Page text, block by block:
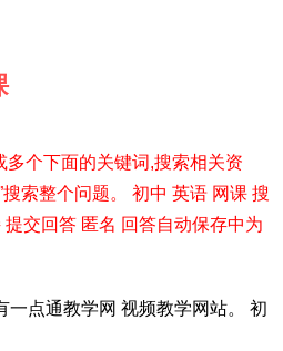
个下面的关键词,搜索相关资
索整个问题。 初中 英语 网课 搜
交回答 匿名 回答自动保存中为
一点通教学网 视频教学网站。 初